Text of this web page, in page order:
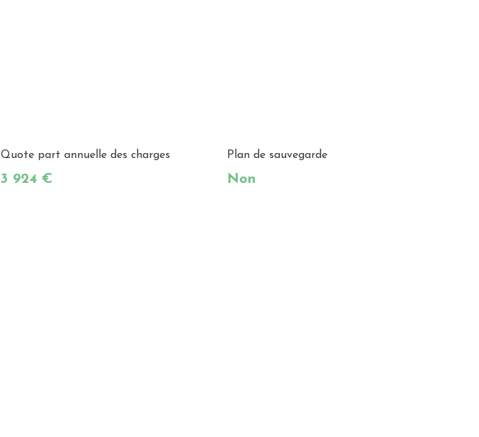
Quote part annuelle des charges
3 924 €
Plan de sauvegarde
Non